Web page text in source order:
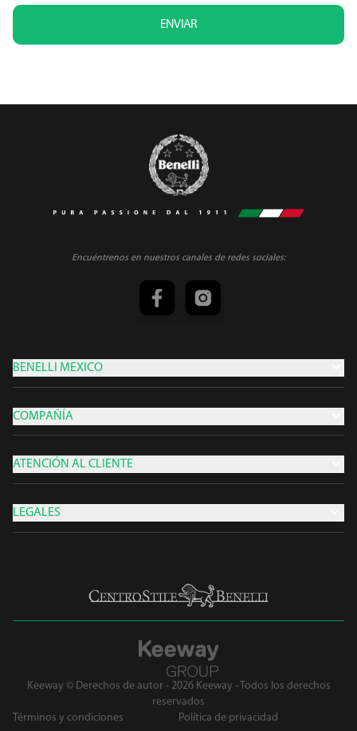
ENVIAR
Encuéntrenos en nuestros canales de redes sociales:
BENELLI MEXICO
COMPAÑÍA
ATENCIÓN AL CLIENTE
LEGALES
Keeway © Derechos de autor - 2026 Keeway - Todos los derechos
reservados
Términos y condiciones
Política de privacidad